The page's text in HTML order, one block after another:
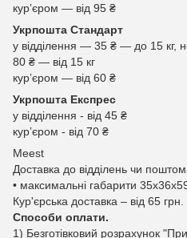
курʼєром — від 95 ₴
Укрпошта Стандарт
у відділення — 35 ₴ — до 15 кг,
80 ₴ — від 15 кг
курʼєром — від 60 ₴
Укрпошта Експрес
у відділення - від 45 ₴
курʼєром - від 70 ₴
Meest
Доставка до відділень чи
• максимальні габарити
Кур'єрська доставка – від 65 грн.
Способи оплати.
1) Безготівковий розрахунок